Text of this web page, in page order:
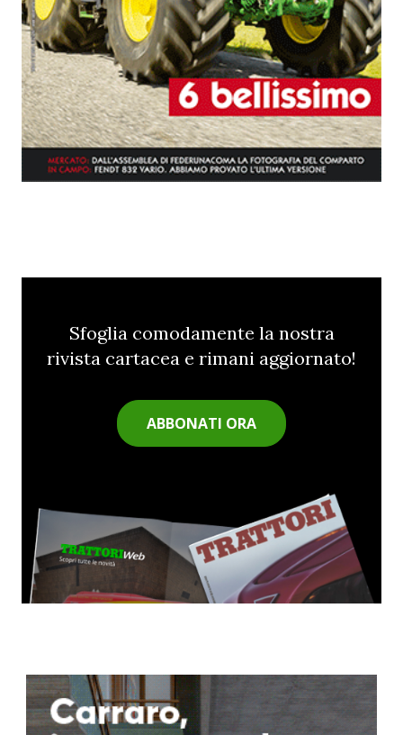
Sfoglia comodamente la nostra
rivista cartacea e rimani aggiornato!
ABBONATI ORA